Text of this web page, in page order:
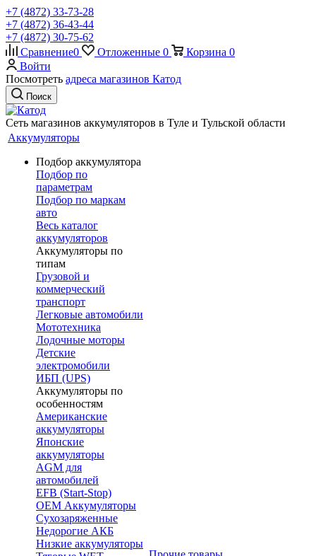
+7 (4872) 33-73-28
+7 (4872) 36-43-44
+7 (4872) 30-75-62
Сравнение0 Отложенные 0 Корзина 0
Войти
Посмотреть адреса магазинов Катод
Поиск
Сеть магазинов аккумуляторов в Туле и Тульской области
Аккумуляторы
Подбор аккумулятора
Подбор по
параметрам
Подбор по маркам
авто
Весь каталог
аккумуляторов
Аккумуляторы по
типам
Грузовой и
коммерческий
транспорт
Легковые автомобили
Мототехника
Лодочные моторы
Детские
электромобили
ИБП (UPS)
Аккумуляторы по
особенностям
Американские
аккумуляторы
Японские
аккумуляторы
AGM для
автомобилей
EFB (Start-Stop)
OEM Аккумуляторы
Сухозаряженные
Недорогие АКБ
Низкие аккумуляторы